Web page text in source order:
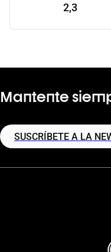
2,3
Mantente
SUSCRÍBETE A LA